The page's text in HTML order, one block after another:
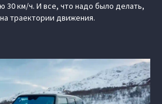
30 км/ч. И все, что надо было делать,
траектории движения.